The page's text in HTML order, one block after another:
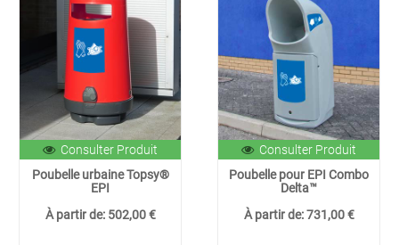
Consulter Produit
Poubelle urbaine Topsy®
EPI
À partir de: 502,00 €
Consulter Produit
Poubelle pour EPI Combo
Delta™
À partir de:731,00 €